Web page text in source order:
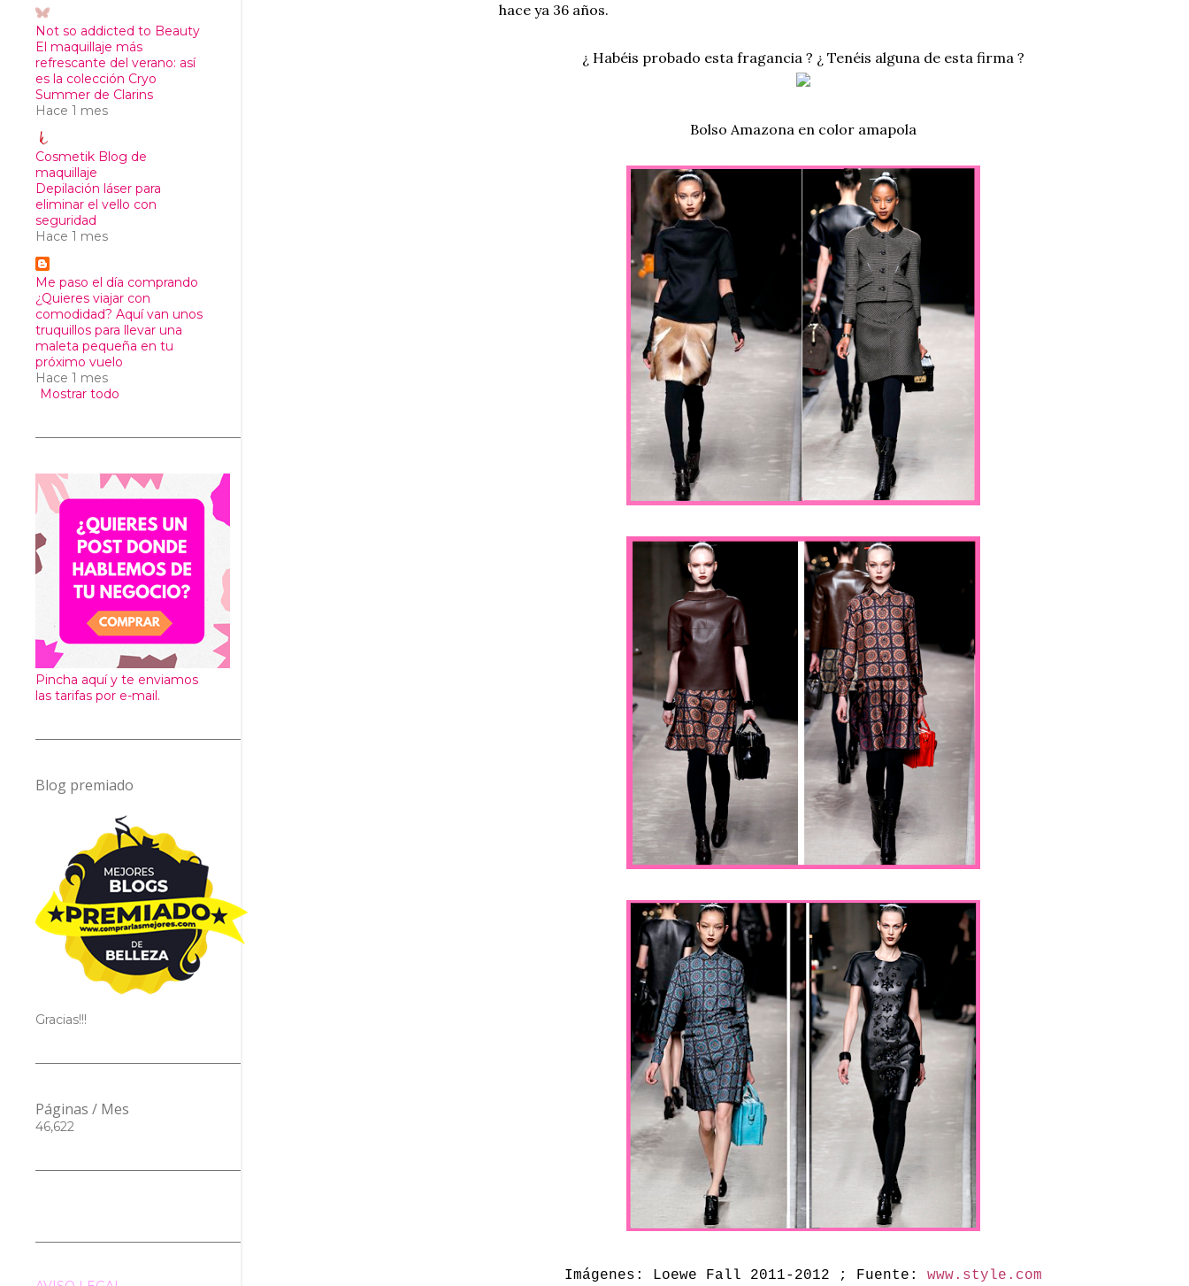
hace ya 36 años.
¿ Habéis probado esta fragancia ? ¿ Tenéis alguna de esta firma ?
Bolso Amazona en color amapola
Imágenes: Loewe Fall 2011-2012 ; Fuente: www.style.com
Not so addicted to Beauty
El maquillaje más
refrescante del verano: así
es la colección Cryo
Summer de Clarins
Hace 1 mes
Cosmetik Blog de
maquillaje
Depilación láser para
eliminar el vello con
seguridad
Hace 1 mes
Me paso el día comprando
¿Quieres viajar con
comodidad? Aquí van unos
truquillos para llevar una
maleta pequeña en tu
próximo vuelo
Hace 1 mes
Mostrar todo
Pincha aquí y te enviamos
las tarifas por e-mail.
Blog premiado
Gracias!!!
Páginas / Mes
46,622